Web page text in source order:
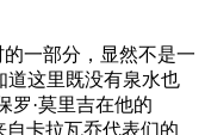
一部分，显然不是一
道这里既没有泉水也
罗·莫里吉在他的
自卡拉瓦乔代表们的